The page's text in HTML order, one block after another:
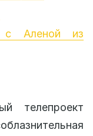
с Аленой из
телепроект